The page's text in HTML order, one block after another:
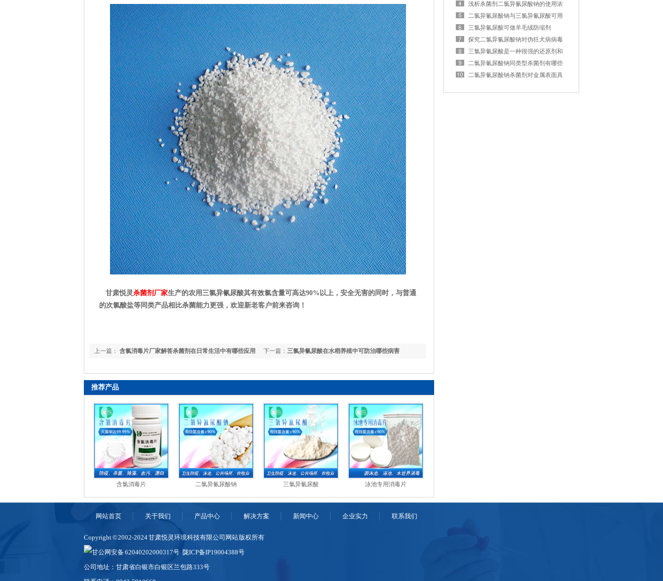
甘肃悦灵杀菌剂厂家生产的农用三氯异氰尿酸其有效氯含量可高达90%以上，安全无害的同时，与普通
的次氯酸盐等同类产品相比杀菌能力更强，欢迎新老客户前来咨询！
下一篇： 三氯异氰尿酸在水稻养殖中可防治哪些病害
上一篇： 含氯消毒片厂家解答杀菌剂在日常生活中有哪些应用
推荐产品
含氯消毒片 二氯异氰尿酸钠 三氯异氰尿酸 泳池专用消毒片
浅析杀菌剂二氯异氰尿酸钠的使用浓
度比
二氯异氰尿酸钠与三氯异氰尿酸可用
于防治哪些种植病害
三氯异氰尿酸可做羊毛绒防缩剂
探究二氯异氰尿酸钠对伪狂犬病病毒
的杀灭效果
三氯异氰尿酸是一种很强的还原剂和
钛酸异丙酯剂
二氯异氰尿酸钠同类型杀菌剂有哪些
二氯异氰尿酸钠杀菌剂对金属表面具
网站首页 关于我们 产品中心 解决方案 新闻中心 企业实力 联系我们
Copyright © 2002-2024 甘肃悦灵环境科技有限公司网站 版权所有
甘公网安备 62040202000317号 陇ICP备IP19004388号
公司地址：甘肃省白银市白银区兰包路333号